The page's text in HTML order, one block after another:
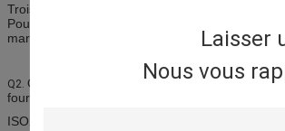
Laisser
Nous vous
Troisièmement, confirmez l'ordre et envoyer le
Pour finir, nous nous chargerons de la
marchandises après réception du reçu de
Q2. Quels sont les certificats de qualité du
fournir ?
ISO22000, HACCP, CACHER, HALAL, ISO9001